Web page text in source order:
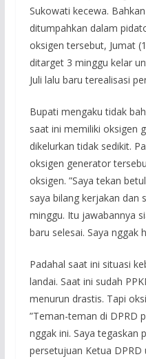
Sukowati kecewa.
ditumpahkan dalam
oksigen tersebut, Jumat
ditarget 3 minggu kelar
Juli lalu baru terealisasi
Bupati mengaku tidak
saat ini memiliki oksigen
dikelurkan tidak sedikit.
oksigen generator
oksigen. ”Saya tekan
saya bilang kerjakan dan
minggu. Itu jawabannya
baru selesai. Saya nggak
Padahal saat ini situasi
landai. Saat ini sudah
menurun drastis. Tapi
”Teman-teman di DPRD
nggak ini. Saya tegaskan
persetujuan Ketua DPRD